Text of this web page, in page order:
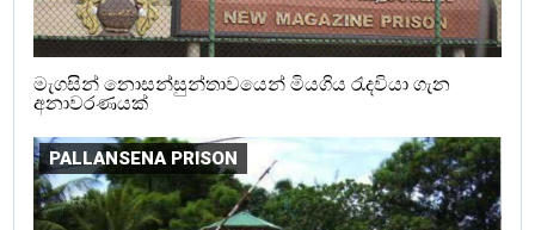
මැගසින් නොසන්සුන්තාවයෙන් මියගිය රැදවියා ගැන
අනාවරණයක්
PALLANSENA PRISON